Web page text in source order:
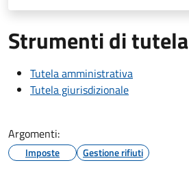
Strumenti di tutela
Tutela amministrativa
Tutela giurisdizionale
Argomenti:
Imposte Gestione rifiuti